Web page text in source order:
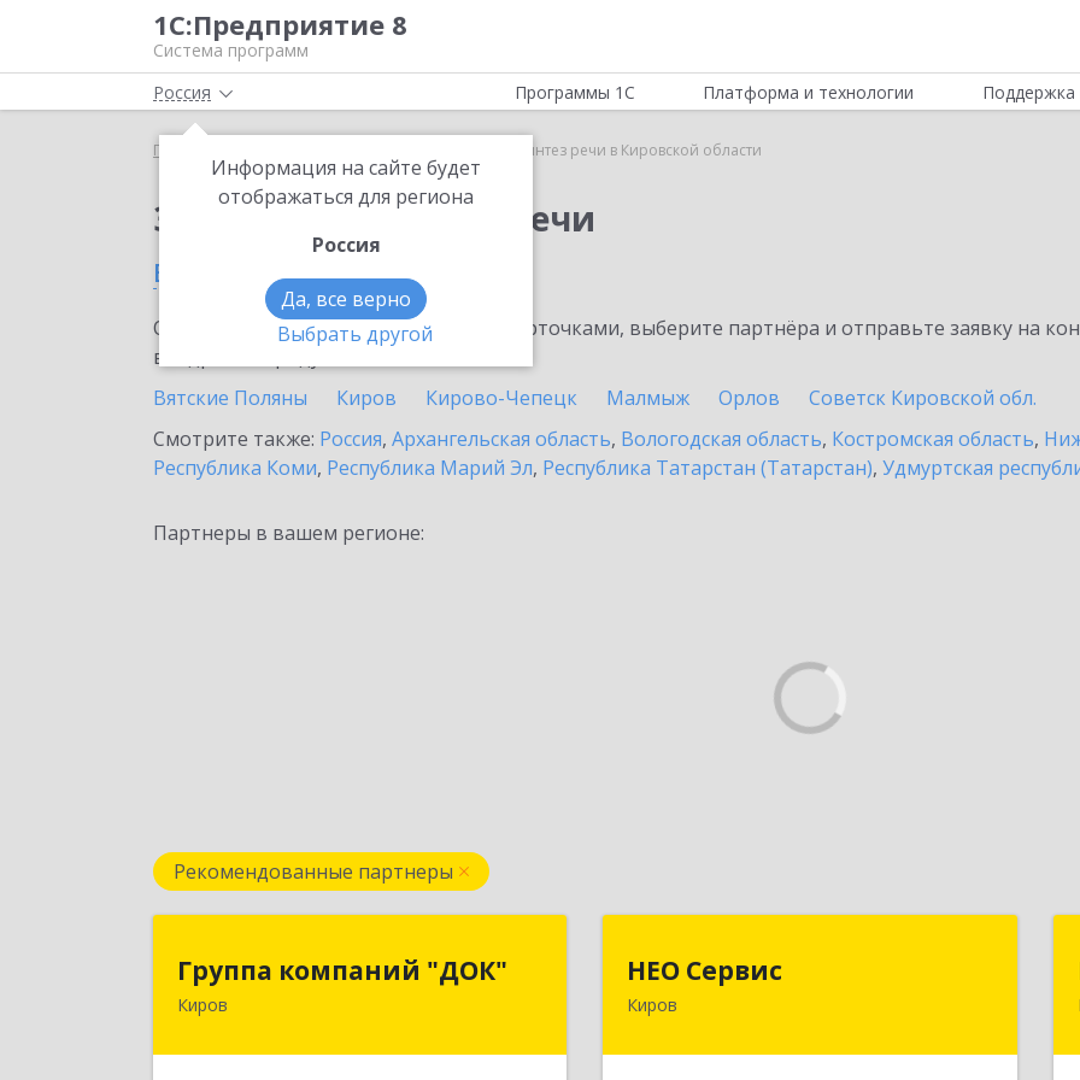
1С:Предприятие 8
Система программ
Россия
Информация на сайте будет
отображаться для региона
Россия
Да, все верно
Выбрать другой
Программы 1С Платформа и технологии Поддержка
Главная 1С:Синтез речи в Кировской области
Заказать 1С:Синтез речи
в Кировской области
Ознакомьтесь с информационными карточками, выберите партнёра и отправьте заявку на
внедрение продукта.
Вятские Поляны
Киров Кирово-Чепецк Малмыж Орлов
Советск Кировской обл.
Смотрите также: Россия, Архангельская область, Вологодская область, Костромская область,
Республика Коми, Республика Марий Эл, Республика Татарстан (Татарстан), Удмуртская
Партнеры в вашем регионе:
Рекомендованные партнеры
Группа компаний "ДОК"
Киров
Группа компаний "ДОК"
НЕО Сервис
Киров